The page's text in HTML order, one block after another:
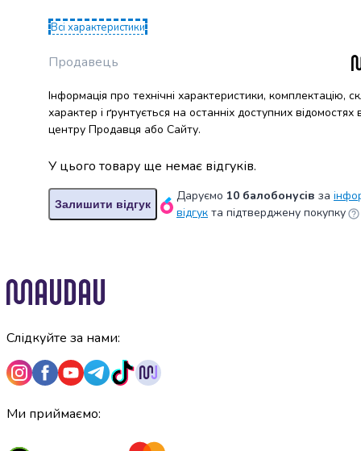
десертів
Крупи
Рис
крупа
Вівсяна
крупа
Кускус
Пшенична
крупа
крупа
крупа
Перлова
крупа
Консервовані
Рибні
Всі характеристики
Продавець
Інформація про технічні характеристики, комплектацію,
характер і ґрунтується на останніх доступних
центру Продавця або Сайту.
У цього товару ще немає відгуків.
Залишити відгук
Даруємо 10 балобонусів за
відгук та підтверджену покупку
Слідкуйте за нами:
Ми приймаємо: